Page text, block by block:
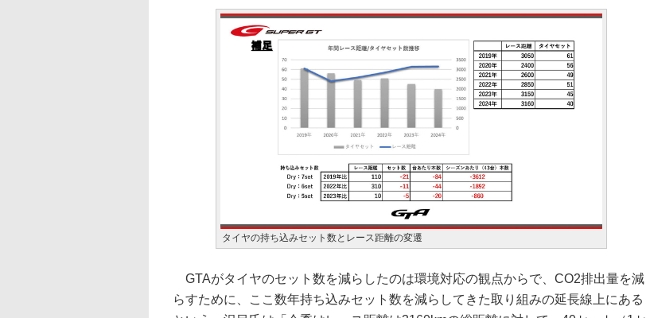
タイヤの持ち込みセット数とレース距離の変遷
GTAがタイヤのセット数を減らしたのは環境対応の観点からで、CO2排出量を減
らすために、ここ数年持ち込みセット数を減らしてきた取り組みの延長線上にある